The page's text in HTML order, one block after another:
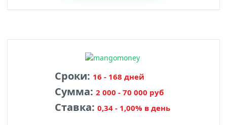
Сроки: 16 - 168 дней
Сумма: 2 000 - 70 000 руб
Ставка: 0,34 - 1,00% в день